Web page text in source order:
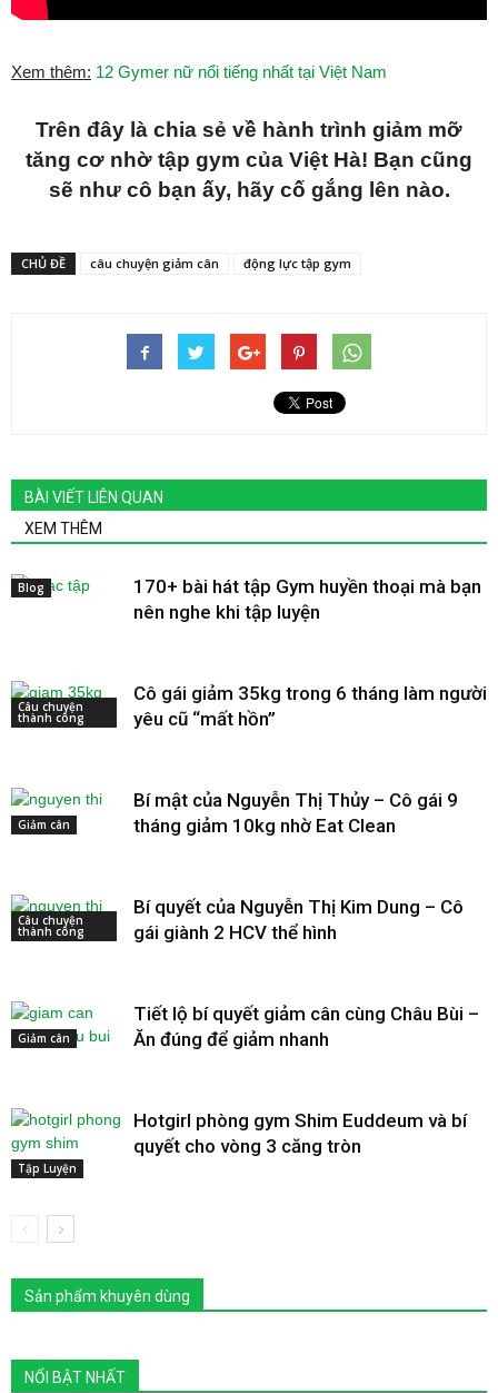
Xem thêm: 12 Gymer nữ nổi tiếng nhất tại Việt Nam
Trên đây là chia sẻ về hành trình giảm mỡ
tăng cơ nhờ tập gym của Việt Hà! Bạn cũng
sẽ như cô bạn ấy, hãy cố gắng lên nào.
CHỦ ĐỀ câu chuyện giảm cân động lực tập gym
BÀI VIẾT LIÊN QUAN
XEM THÊM
Blog
170+ bài hát tập Gym huyền thoại mà bạn
nên nghe khi tập luyện
Câu chuyện
thành công
Cô gái giảm 35kg trong 6 tháng làm người
yêu cũ “mất hồn”
Giảm cân
Bí mật của Nguyễn Thị Thủy – Cô gái 9
tháng giảm 10kg nhờ Eat Clean
Câu chuyện
thành công
Bí quyết của Nguyễn Thị Kim Dung – Cô
gái giành 2 HCV thể hình
Giảm cân
Tiết lộ bí quyết giảm cân cùng Châu Bùi –
Ăn đúng để giảm nhanh
Tập Luyện
Hotgirl phòng gym Shim Euddeum và bí
quyết cho vòng 3 căng tròn
Sản phẩm khuyên dùng
NỔI BẬT NHẤT